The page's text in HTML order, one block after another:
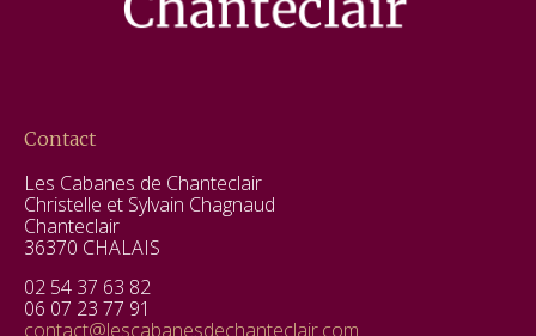
Contact
Les Cabanes de Chanteclair
Christelle et Sylvain Chagnaud
Chanteclair
36370 CHALAIS
02 54 37 63 82
06 07 23 77 91
contact@lescabanesdechanteclair.com